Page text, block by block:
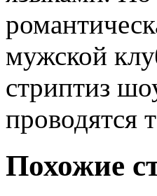
мужской
стриптиз
проводятся
Похожие